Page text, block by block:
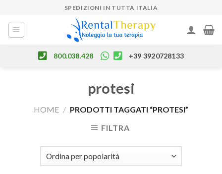
content
SPEDIZIONI IN TUTTA ITALIA
800.038.428 +39 3920728133
protesi
HOME / PRODOTTI TAGGATI “PROTESI”
FILTRA